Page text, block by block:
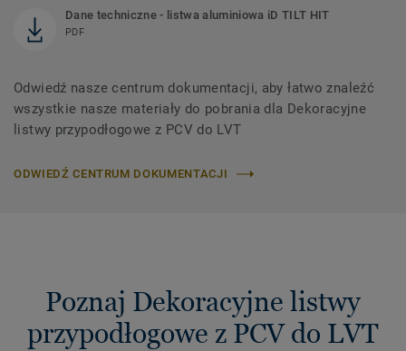
Dane techniczne - listwa aluminiowa iD TILT HIT
PDF
Odwiedź nasze centrum dokumentacji, aby łatwo znaleźć
wszystkie nasze materiały do ​​pobrania dla Dekoracyjne
listwy przypodłogowe z PCV do LVT
ODWIEDŹ CENTRUM DOKUMENTACJI
Poznaj Dekoracyjne listwy
przypodłogowe z PCV do LVT